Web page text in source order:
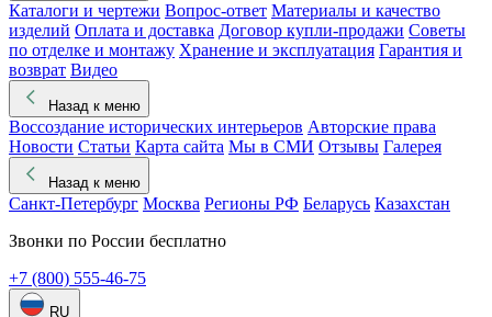
Каталоги и чертежи Вопрос-ответ Материалы и качество
изделий Оплата и доставка Договор купли-продажи Советы
по отделке и монтажу Хранение и эксплуатация Гарантия и
возврат Видео
Назад к меню
Воссоздание исторических интерьеров Авторские права
Новости Статьи Карта сайта Мы в СМИ Отзывы Галерея
Назад к меню
Санкт-Петербург Москва Регионы РФ Беларусь Казахстан
Звонки по России бесплатно
+7 (800) 555-46-75
RU